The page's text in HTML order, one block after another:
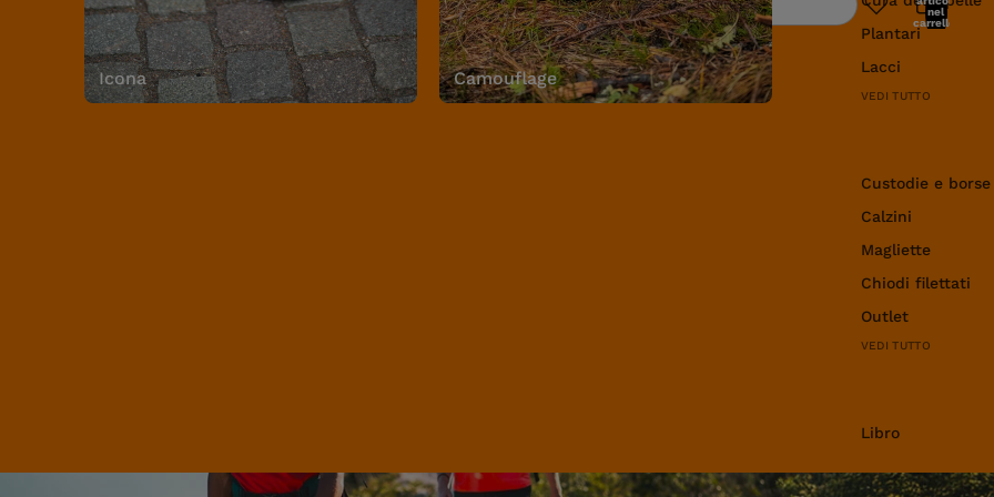
Icona Camouflage
Plantari
Lacci
VEDI TUTTO
Custodie e
Calzini
Magliette
Chiodi filettati
Outlet
VEDI TUTTO
Libro
Ricerca
nel
carrello: